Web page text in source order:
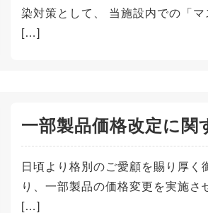
染対策として、 当施設内での「
[…]
一部製品価格改定に関
日頃より格別のご愛顧を賜り厚
り、一部製品の価格変更を実施
[…]